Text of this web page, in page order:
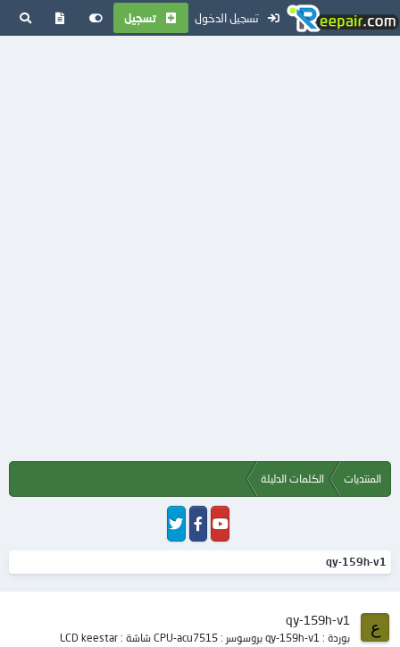
تسجيل الدخول تسجيل
المنتديات الكلمات الدليلة
qy-159h-v1
ع qy-159h-v1
بوردة : qy-159h-v1 بروسوسر : CPU-acu7515 شاشة : LCD keestar